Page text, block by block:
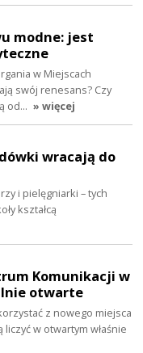
modne: jest
w Miejscach
swój renesans? Czy
od… » więcej
wracają do
i pielęgniarki – tych
kształcą
Komunikacji w
otwarte
z nowego miejsca
w otwartym właśnie